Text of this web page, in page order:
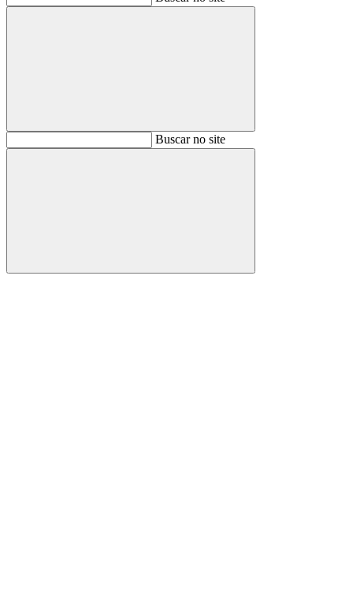
BuscarBuscar no site
Buscar